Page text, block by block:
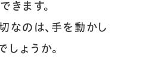
きます。
なのは、手を動かし
ょうか。